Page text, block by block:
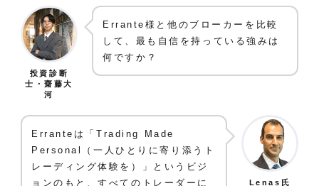
投資診断
士・齋藤大
河
Errante様と他のブローカーを比較
して、最も自信を持っている強みは
何ですか？
Erranteは「Trading Made
Personal（一人ひとりに寄り添うト
レーディング体験を）」というビジ
ョンのもと、すべてのトレーダーに
Lenas氏